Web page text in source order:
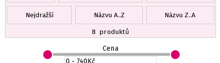
Nejdražší Názvu A..Z
Názvu Z..A
8 produktů
Cena